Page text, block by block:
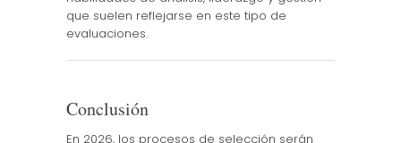
que suelen reflejarse en este tipo de
evaluaciones.
Conclusión
En 2026, los procesos de selección serán